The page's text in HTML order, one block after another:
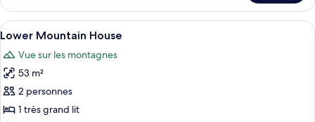
le
type
de
Post
House
Afficher
toutes
les
photos
pour
ce
Un salon chaleureux avec une
2
Lower Mountain House
Vue sur les montagnes
53 m²
2 personnes
1 très grand lit